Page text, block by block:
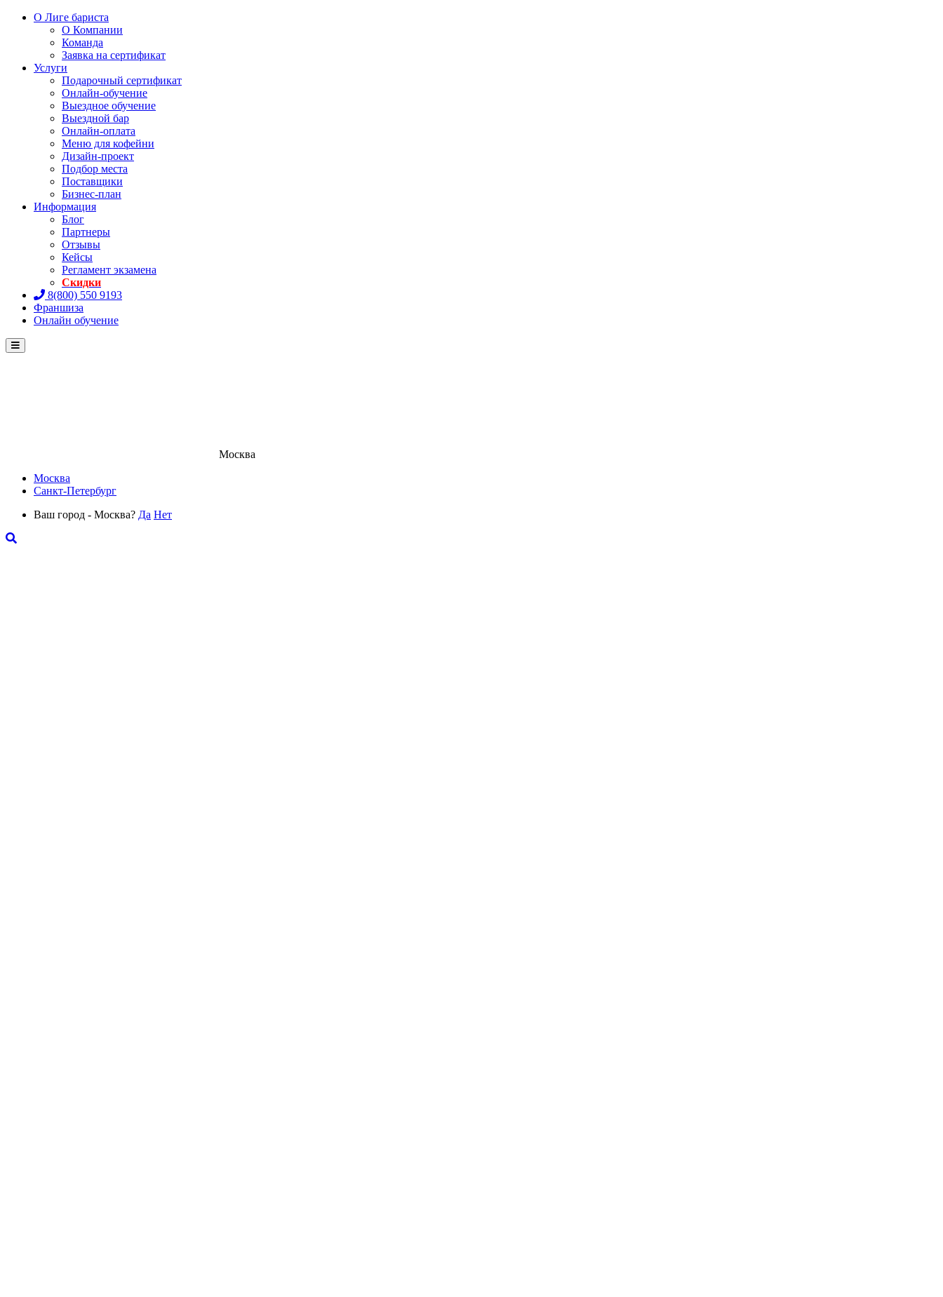
О Лиге бариста
О Компании
Команда
Заявка на сертификат
Услуги
Подарочный сертификат
Онлайн-обучение
Выездное обучение
Выездной бар
Онлайн-оплата
Меню для кофейни
Дизайн-проект
Подбор места
Поставщики
Бизнес-план
Информация
Блог
Партнеры
Отзывы
Кейсы
Регламент экзамена
Скидки
8(800) 550 9193
Франшиза
Онлайн обучение
Menu
Москва
Москва
Санкт-Петербург
Ваш город - Москва? Да Нет